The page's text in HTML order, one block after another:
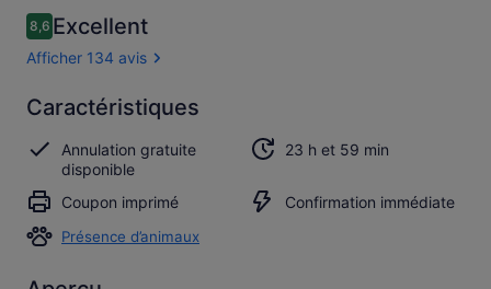
Avis
voyageurs
8,68,6 sur 10
Excellent
Afficher 134 avis
8.68.6 sur 10
Excellent
Afficher
les
134 avis
Caractéristiques
Annulation gratuite
disponible
23 h et 59 min
Coupon imprimé Confirmation immédiate
Présence d’animaux